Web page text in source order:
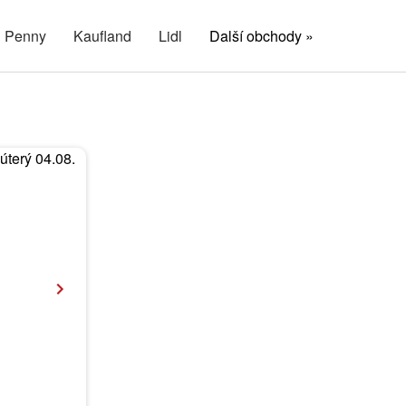
Penny Kaufland Lidl Další obchody »